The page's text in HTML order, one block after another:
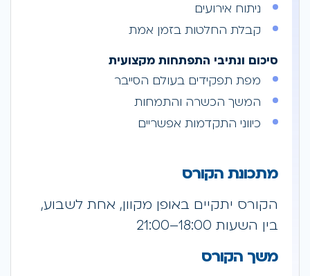
ניתוח אירועים
קבלת החלטות בזמן אמת
סיכום ונתיבי התפתחות מקצועית
מפת תפקידים בעולם הסייבר
המשך הכשרה והתמחות
כיווני התקדמות אפשריים
מתכונת הקורס
הקורס יתקיים באופן מקוון, אחת לשבוע,
בין השעות 18:00–21:00
משך הקורס